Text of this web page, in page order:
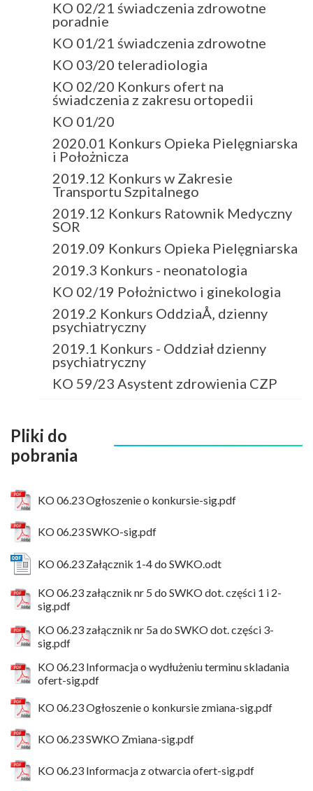
KO 02/21 świadczenia zdrowotne
poradnie
KO 01/21 świadczenia zdrowotne
KO 03/20 teleradiologia
KO 02/20 Konkurs ofert na
świadczenia z zakresu ortopedii
KO 01/20
2020.01 Konkurs Opieka Pielęgniarska
i Położnicza
2019.12 Konkurs w Zakresie
Transportu Szpitalnego
2019.12 Konkurs Ratownik Medyczny
SOR
2019.09 Konkurs Opieka Pielęgniarska
2019.3 Konkurs - neonatologia
KO 02/19 Położnictwo i ginekologia
2019.2 Konkurs OddziaÅ‚ dzienny
psychiatryczny
2019.1 Konkurs - Oddział dzienny
psychiatryczny
KO 59/23 Asystent zdrowienia CZP
Pliki do
pobrania
KO 06.23 Ogłoszenie o konkursie-sig.pdf
KO 06.23 SWKO-sig.pdf
KO 06.23 Załącznik 1-4 do SWKO.odt
KO 06.23 załącznik nr 5 do SWKO dot. części 1 i 2-
sig.pdf
KO 06.23 załącznik nr 5a do SWKO dot. części 3-
sig.pdf
KO 06.23 Informacja o wydłużeniu terminu skladania
ofert-sig.pdf
KO 06.23 Ogłoszenie o konkursie zmiana-sig.pdf
KO 06.23 SWKO Zmiana-sig.pdf
KO 06.23 Informacja z otwarcia ofert-sig.pdf